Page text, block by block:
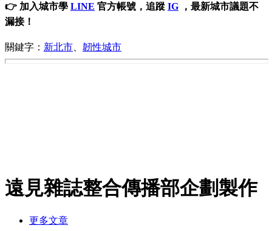
👉 加入城市學 LINE 官方帳號，追蹤 IG ，最新城市議題不
漏接！
關鍵字： 新北市 韌性城市
遠見雜誌整合傳播部企劃製作
更多文章